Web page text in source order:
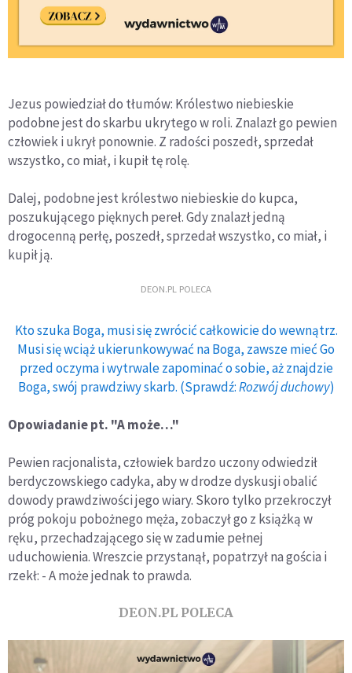
Jezus powiedział do tłumów: Królestwo niebieskie
podobne jest do skarbu ukrytego w roli. Znalazł go pewien
człowiek i ukrył ponownie. Z radości poszedł, sprzedał
wszystko, co miał, i kupił tę rolę.
Dalej, podobne jest królestwo niebieskie do kupca,
poszukującego pięknych pereł. Gdy znalazł jedną
drogocenną perłę, poszedł, sprzedał wszystko, co miał, i
kupił ją.
DEON.PL POLECA
Kto szuka Boga, musi się zwrócić całkowicie do wewnątrz.
Musi się wciąż ukierunkowywać na Boga, zawsze mieć Go
przed oczyma i wytrwale zapominać o sobie, aż znajdzie
Boga, swój prawdziwy skarb. (Sprawdź:Rozwój duchowy)
Opowiadanie pt. "A może…"
Pewien racjonalista, człowiek bardzo uczony odwiedził
berdyczowskiego cadyka, aby w drodze dyskusji obalić
dowody prawdziwości jego wiary. Skoro tylko przekroczył
próg pokoju pobożnego męża, zobaczył go z książką w
ręku, przechadzającego się w zadumie pełnej
uduchowienia. Wreszcie przystanął, popatrzył na gościa i
rzekł: - A może jednak to prawda.
DEON.PL POLECA